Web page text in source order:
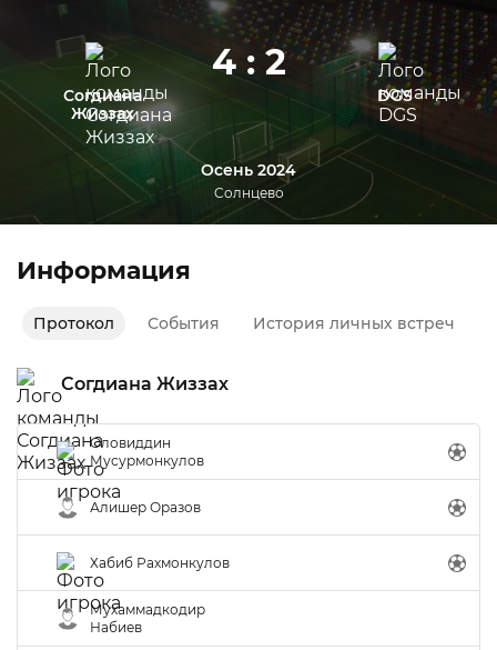
Согдиана
Жиззах
4 : 2
DGS
Осень 2024
Cолнцево
Информация
Протокол События История личных встреч
Согдиана Жиззах
Оловиддин
Мусурмонкулов
Алишер Оразов
Хабиб Рахмонкулов
Мухаммадкодир
Набиев